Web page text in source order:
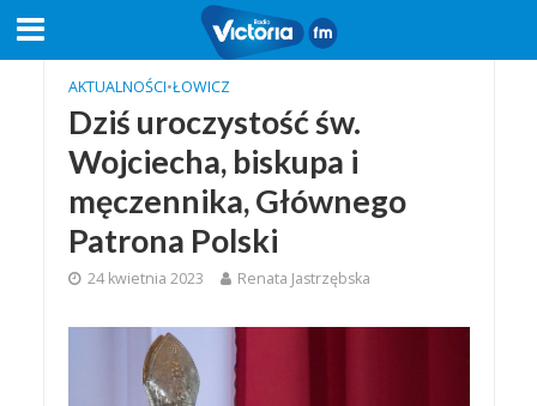
AKTUALNOŚCI•ŁOWICZ
Dziś uroczystość św.
Wojciecha, biskupa i
męczennika, Głównego
Patrona Polski
24 kwietnia 2023 Renata Jastrzębska